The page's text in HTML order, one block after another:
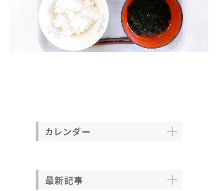
カレンダー
最新記事